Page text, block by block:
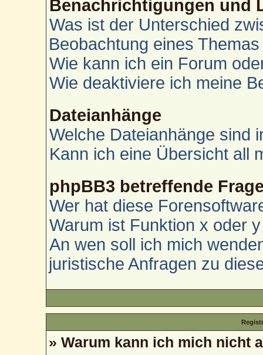
Benachrichtigungen und
Was ist der Unterschied
Beobachtung eines
Wie kann ich ein Forum
Wie deaktiviere ich meine
Dateianhänge
Welche Dateianhänge sind
Kann ich eine Übersicht all
phpBB3 betreffende
Wer hat diese
Warum ist Funktion x oder
An wen soll ich mich
juristische Anfragen zu
» Warum kann ich mich nicht